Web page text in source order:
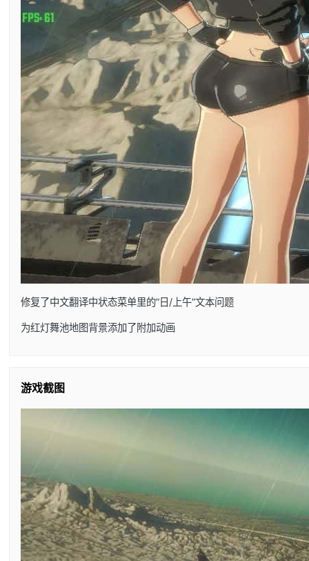
修复了中文翻译中状态菜单里的”日/上午”文本问题
为红灯舞池地图背景添加了附加动画
游戏截图